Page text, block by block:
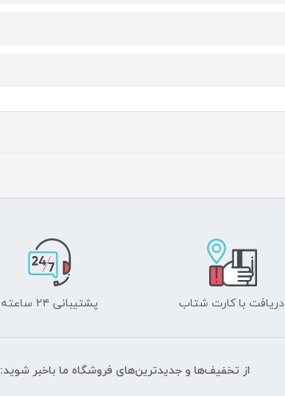
دریافت با کارت شتاب پشتیبانی ۲۴ ساعته
از تخفیف‌ها و جدیدترین‌های فروشگاه ما باخبر شوید: